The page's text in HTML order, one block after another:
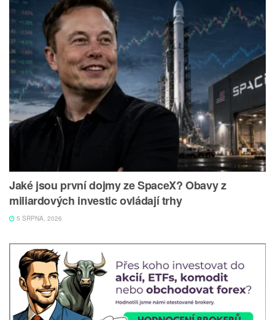
Jaké jsou první dojmy ze SpaceX? Obavy z
miliardových investic ovládají trhy
5 SRPNA, 2026